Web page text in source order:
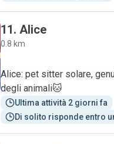
11. Alice
0.8 km
Alice: pet sitter solare,
degli animali🐱
Ultima attività 2 giorni fa
Di solito risponde entro